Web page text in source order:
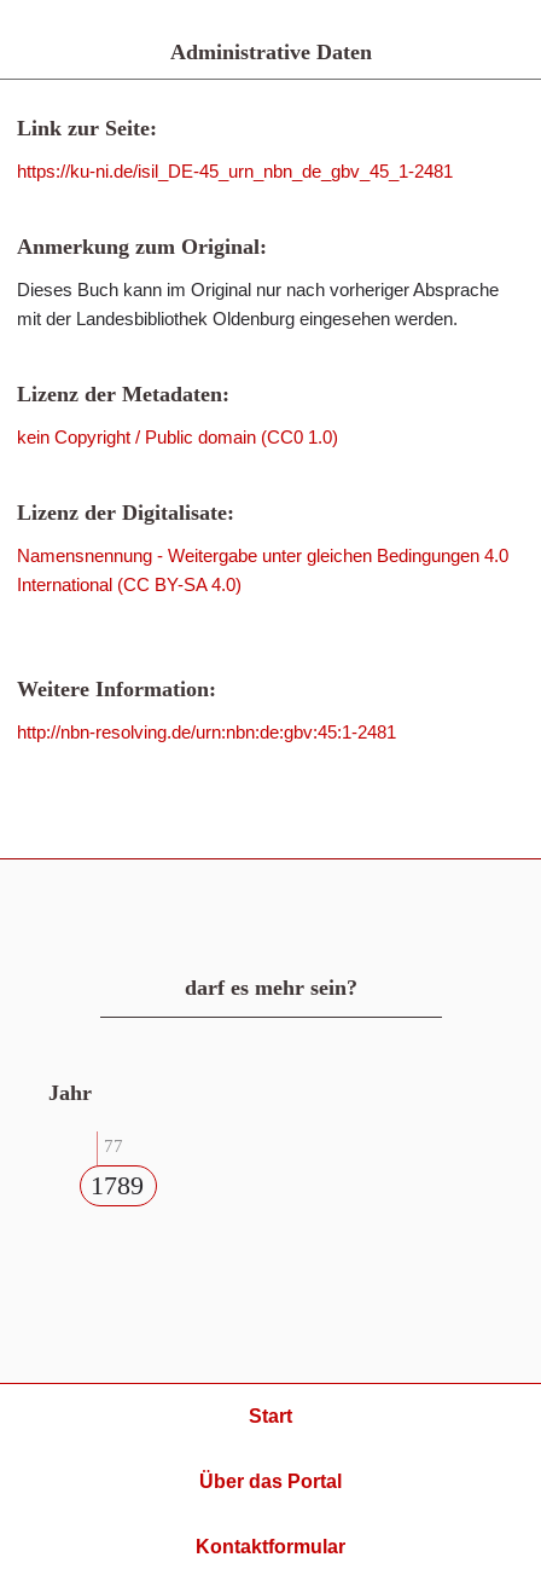
Administrative Daten
Link zur Seite:
https://ku-ni.de/isil_DE-45_urn_nbn_de_gbv_45_1-2481
Anmerkung zum Original:
Dieses Buch kann im Original nur nach vorheriger Absprache
mit der Landesbibliothek Oldenburg eingesehen werden.
Lizenz der Metadaten:
kein Copyright / Public domain (CC0 1.0)
Lizenz der Digitalisate:
Namensnennung - Weitergabe unter gleichen Bedingungen 4.0
International (CC BY-SA 4.0)
Weitere Information:
http://nbn-resolving.de/urn:nbn:de:gbv:45:1-2481
darf es mehr sein?
Jahr
77
1789
Start
Über das Portal
Kontaktformular